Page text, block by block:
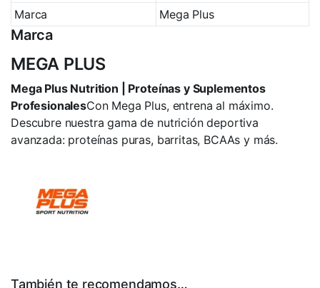
Marca Mega Plus
Marca
MEGA PLUS
Mega Plus Nutrition | Proteínas y Suplementos
ProfesionalesCon Mega Plus, entrena al máximo.
Descubre nuestra gama de nutrición deportiva
avanzada: proteínas puras, barritas, BCAAs y más.
También te recomendamos…